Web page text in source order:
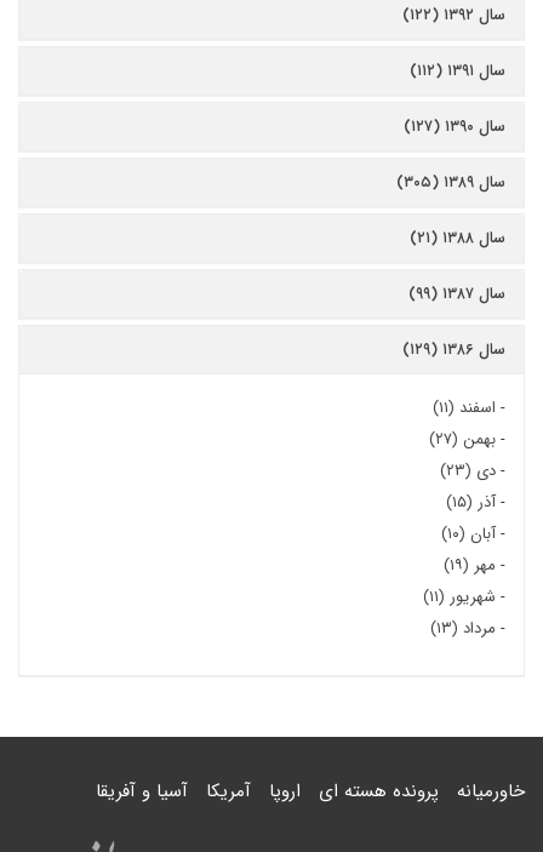
سال ۱۳۹۲ (۱۲۲)
سال ۱۳۹۱ (۱۱۲)
سال ۱۳۹۰ (۱۲۷)
سال ۱۳۸۹ (۳۰۵)
سال ۱۳۸۸ (۲۱)
سال ۱۳۸۷ (۹۹)
سال ۱۳۸۶ (۱۲۹)
- اسفند (۱۱)
-بهمن (۲۷)
-دی (۲۳)
-آذر (۱۵)
-آبان (۱۰)
- مهر (۱۹)
- شهریور (۱۱)
- مرداد (۱۳)
خاورمیانه پرونده هسته ای اروپا آمریکا آسیا و آفریقا